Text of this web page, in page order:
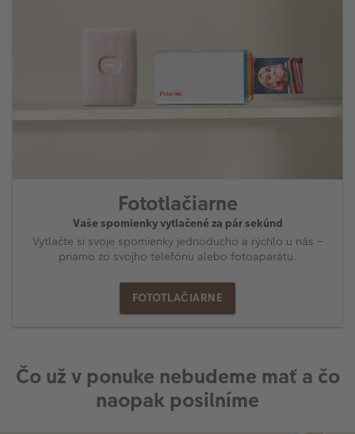
Fototlačiarne
Vaše spomienky vytlačené za pár sekúnd
Vytlačte si svoje spomienky jednoducho a rýchlo u nás –
priamo zo svojho telefónu alebo fotoaparátu.
FOTOTLAČIARNE
Čo už v ponuke nebudeme mať a čo
naopak posilníme